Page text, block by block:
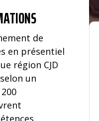
de
en présentiel
région CJD
un